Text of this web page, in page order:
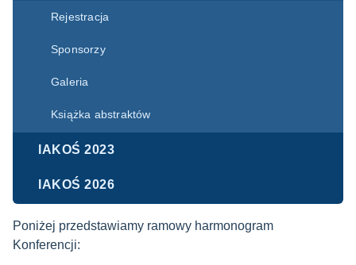
Rejestracja
Sponsorzy
Galeria
Książka abstraktów
IAKOŚ 2023
IAKOŚ 2026
Poniżej przedstawiamy ramowy harmonogram
Konferencji: